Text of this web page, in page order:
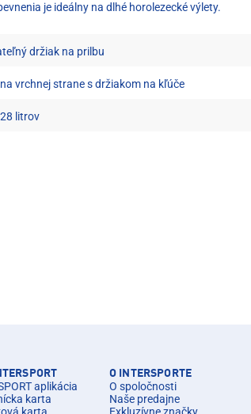
je ideálny na dlhé horolezecké výlety.
držiak na prilbu
vrchnej strane s držiakom na kľúče
litrov
aplikácia
karta
O INTERSPORTE
O spoločnosti
Naše predajne